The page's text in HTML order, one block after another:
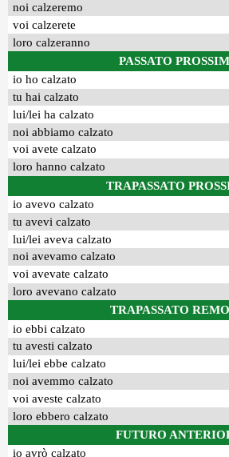
noi calzeremo
voi calzerete
loro calzeranno
PASSATO
io ho calzato
tu hai calzato
lui/lei ha calzato
noi abbiamo calzato
voi avete calzato
loro hanno calzato
TRAPASSATO
io avevo calzato
tu avevi calzato
lui/lei aveva calzato
noi avevamo calzato
voi avevate calzato
loro avevano calzato
TRAPASSATO
io ebbi calzato
tu avesti calzato
lui/lei ebbe calzato
noi avemmo calzato
voi aveste calzato
loro ebbero calzato
FUTURO
io avrò calzato